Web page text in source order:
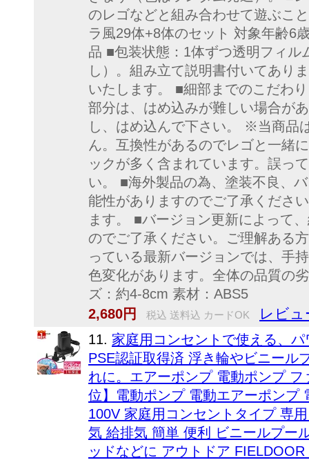
のレゴなどと組み合わせて遊ぶこ
ラ風29体+8体のセット 対象年齢6
品 ■包装状態：1体ずつ透明フィル
し）。組み立て説明書付いてあり
いたします。 ■細部までのこだわ
部分は、はめ込みが難しい場合が
し、はめ込んで下さい。 ※当商品
ん。互換性があるのでレゴと一緒
ックが多く含まれています。誤っ
い。 ■海外製品の為、塗装不良、
能性がありますのでご了承くださ
ます。 ■バージョン更新によって
のでご了承ください。ご理解ある
っている最新バージョンでは、手
色変化があります。全体の品質の
ズ：約4-8cm 素材：ABS5
2,680円
税込 送料込 カードOK レビュ
11. 家庭用コンセントで使える、
PSE認証取得済 浮き輪やビニール
れに。エアーポンプ 電動ポンプ
位】電動ポンプ 電動エアーポンプ
100V 家庭用コンセントタイプ 専
気 給排気 簡単 便利 ビニールプー
ッドなどに アウトドア